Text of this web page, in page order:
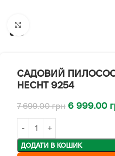
САДОВИЙ
HECHT 9254
7 699.00грн 6 999.00
ДОДАТИ В КОШИК